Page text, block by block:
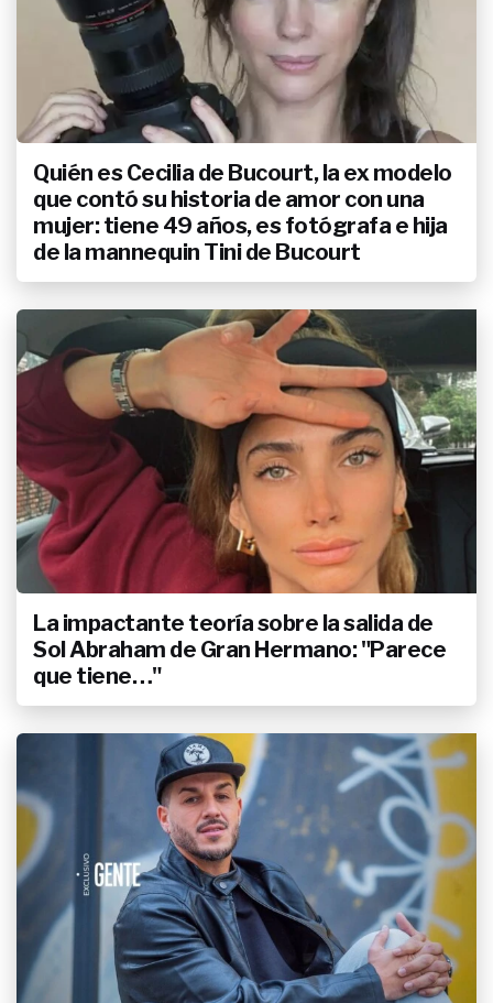
Quién es Cecilia de Bucourt, la ex modelo
que contó su historia de amor con una
mujer: tiene 49 años, es fotógrafa e hija
de la mannequin Tini de Bucourt
La impactante teoría sobre la salida de
Sol Abraham de Gran Hermano: "Parece
que tiene…"